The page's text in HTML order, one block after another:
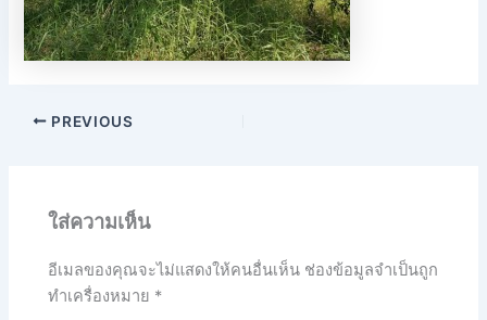
PREVIOUS
ใส่ความเห็น
อีเมลของคุณจะไม่แสดงให้คนอื่นเห็น ช่องข้อมูลจำเป็นถูก
ทำเครื่องหมาย *